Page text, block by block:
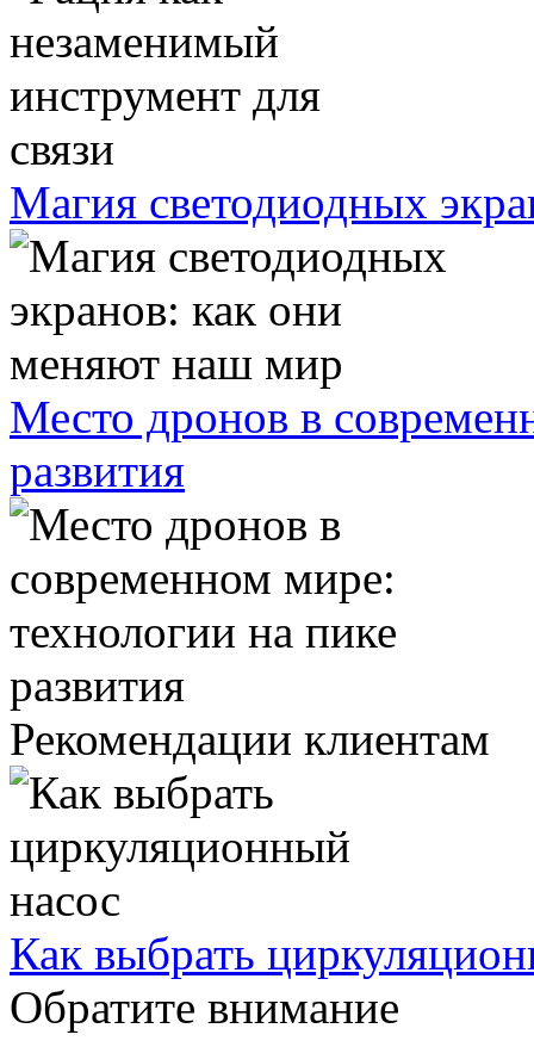
Магия светодиодных
Место дронов в
развития
Рекомендации клиентам
Как выбрать
Обратите внимание